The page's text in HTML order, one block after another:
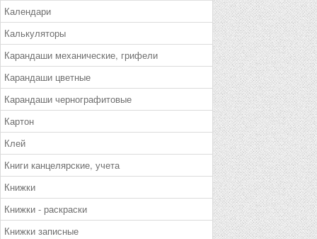
Календари
Калькуляторы
Карандаши механические, грифели
Карандаши цветные
Карандаши чернографитовые
Картон
Клей
Книги канцелярские, учета
Книжки
Книжки - раскраски
Книжки записные